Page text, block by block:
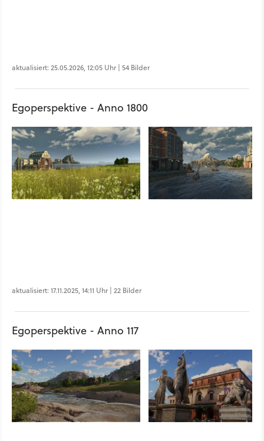
aktualisiert: 25.05.2026, 12:05 Uhr | 54 Bilder
Egoperspektive - Anno 1800
aktualisiert: 17.11.2025, 14:11 Uhr | 22 Bilder
Egoperspektive - Anno 117